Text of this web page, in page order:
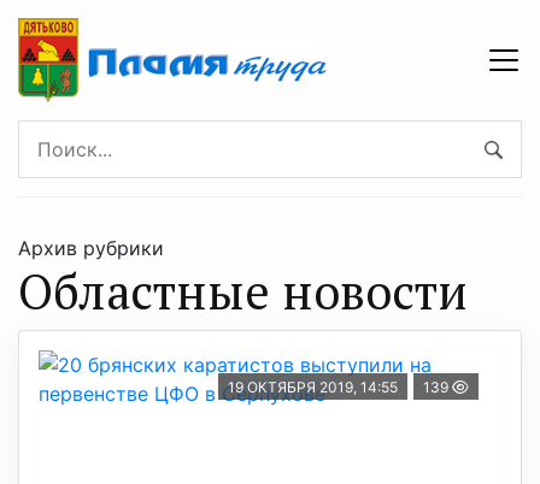
Архив рубрики
Областные новости
19 ОКТЯБРЯ 2019, 14:55 139